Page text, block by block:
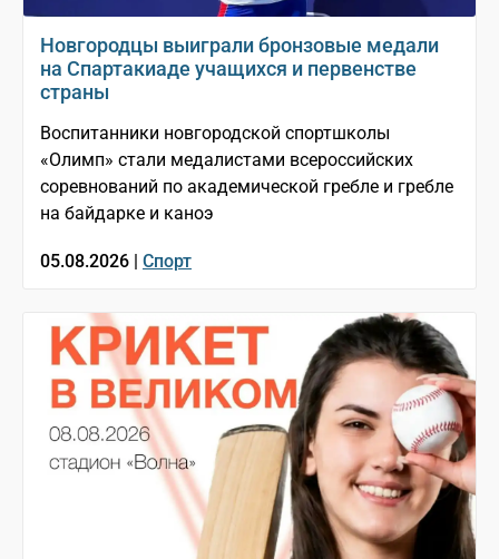
Новгородцы выиграли бронзовые медали
на Спартакиаде учащихся и первенстве
страны
Воспитанники новгородской спортшколы
«Олимп» стали медалистами всероссийских
соревнований по академической гребле и гребле
на байдарке и каноэ
05.08.2026 | Спорт